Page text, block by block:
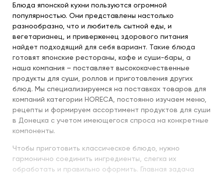
Блюда японской кухни пользуются огромной
популярностью. Они представлены настолько
разнообразно, что и любитель сытной еды, и
вегетарианец, и приверженец здорового питания
найдет подходящий для себя вариант. Такие блюда
готовят японские рестораны, кафе и суши-бары, а
наша компания – поставляет высококачественные
продукты для суши, роллов и приготовления других
блюд. Мы специализируемся на поставках товаров для
компаний категории HORECA, постоянно изучаем меню,
рецепты и формируем ассортимент продуктов для суши
в Донецка с учетом имеющегося спроса на конкретные
компоненты.
Чтобы приготовить классическое блюдо, нужно
гармонично соединить ингредиенты, слегка их
обработать и правильно оформить. Главная задача